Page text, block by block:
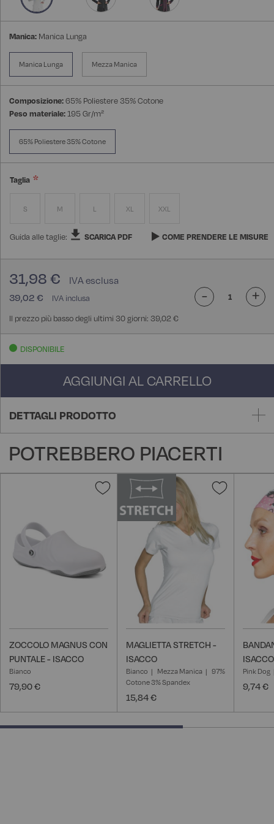
Manica: Manica Lunga
Manica Lunga Mezza Manica
Composizione:65% Poliestere 35% Cotone
Peso materiale:195 Gr/m²
65% Poliestere 35% Cotone
Taglia
S M L XL XXL
Guida alle taglie: SCARICA PDF COME PRENDERE LE MISURE
39,02 €
31,98 €
Il prezzo più basso degli ultimi 30 giorni: 39,02 €
- +
DISPONIBILE
AGGIUNGI AL CARRELLO
DETTAGLI PRODOTTO
POTREBBERO PIACERTI
Aggiungi
alla
lista
desideri
ZOCCOLO MAGNUS CON
PUNTALE - ISACCO
Bianco
79,90 €
Aggiungi
desideri
MAGLIETTA STRETCH -
ISACCO
Bianco Mezza Manica
97%
Cotone 3% Spandex
15,84 €
ISACCO
Pink Dog
9,74 €
66.66666666666666% completed